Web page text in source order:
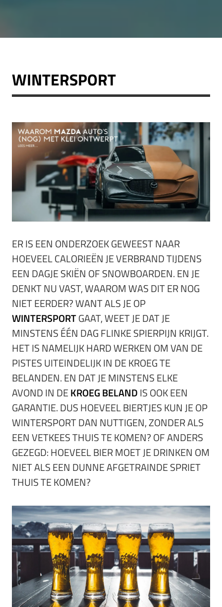
WINTERSPORT
ER IS EEN ONDERZOEK GEWEEST NAAR
HOEVEEL CALORIEËN JE VERBRAND TIJDENS
EEN DAGJE SKIËN OF SNOWBOARDEN. EN JE
DENKT NU VAST, WAAROM WAS DIT ER NOG
NIET EERDER? WANT ALS JE OP
WINTERSPORTGAAT, WEET JE DAT JE
MINSTENS ÉÉN DAG FLINKE SPIERPIJN KRIJGT.
HET IS NAMELIJK HARD WERKEN OM VAN DE
PISTES UITEINDELIJK IN DE KROEG TE
BELANDEN. EN DAT JE MINSTENS ELKE
AVOND IN DEKROEG BELANDIS OOK EEN
GARANTIE. DUS HOEVEEL BIERTJES KUN JE OP
WINTERSPORT DAN NUTTIGEN, ZONDER ALS
EEN VETKEES THUIS TE KOMEN? OF ANDERS
GEZEGD: HOEVEEL BIER MOET JE DRINKEN OM
NIET ALS EEN DUNNE AFGETRAINDE SPRIET
THUIS TE KOMEN?